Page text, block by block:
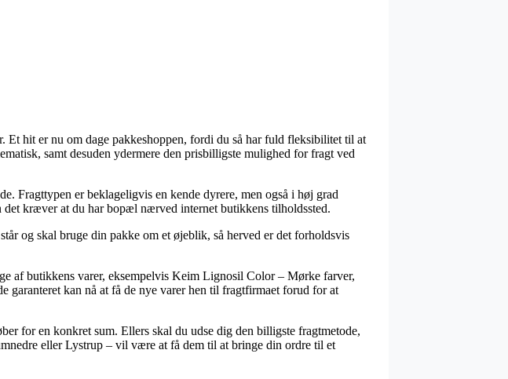
Et hit er nu om dage pakkeshoppen, fordi du så har fuld fleksibilitet til at
samt desuden ydermere den prisbilligste mulighed for fragt ved
Fragttypen er beklageligvis en kende dyrere, men også i høj grad
kræver at du har bopæl nærved internet butikkens tilholdssted.
og skal bruge din pakke om et øjeblik, så herved er det forholdsvis
af butikkens varer, eksempelvis Keim Lignosil Color – Mørke farver,
garanteret kan nå at få de nye varer hen til fragtfirmaet forud for at
for en konkret sum. Ellers skal du udse dig den billigste fragtmetode,
eller Lystrup – vil være at få dem til at bringe din ordre til et